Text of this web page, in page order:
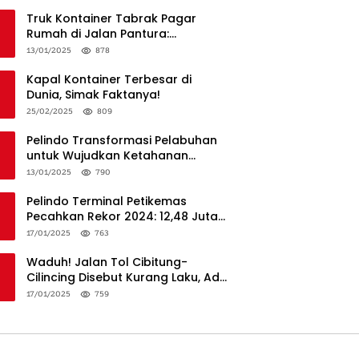
Truk Kontainer Tabrak Pagar
Rumah di Jalan Pantura:
Kronologi dan Langkah
13/01/2025 878
Kapal Kontainer Terbesar di
Dunia, Simak Faktanya!
25/02/2025 809
Pelindo Transformasi Pelabuhan
untuk Wujudkan Ketahanan
Logistik dan Daya Saing Global
13/01/2025 790
Pelindo Terminal Petikemas
Pecahkan Rekor 2024: 12,48 Juta
TEUs, Bukti Keunggulan Logistik
17/01/2025 763
Waduh! Jalan Tol Cibitung-
Cilincing Disebut Kurang Laku, Ada
Apa?
17/01/2025 759